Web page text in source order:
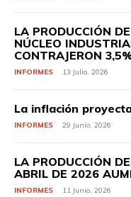
LA PRODUCCIÓN
NÚCLEO
CONTRAJERON
INFORMES 13 Julio, 2026
La inflación
INFORMES 29 Junio, 2026
LA PRODUCCIÓN
ABRIL DE 2026
INFORMES 11 Junio, 2026